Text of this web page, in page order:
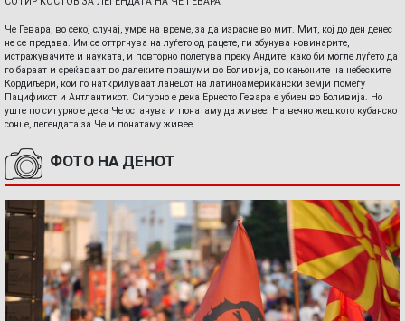
Че Гевара, во секој случај, умре на време, за да израсне во мит. Мит, кој до ден денес
не се предава. Им се оттргнува на луѓето од рацете, ги збунува новинарите,
истражувачите и науката, и повторно полетува преку Андите, како би могле луѓето да
го бараат и среќаваат во далеките прашуми во Боливија, во кањоните на небеските
Кордиљери, кои го наткрилуваат ланецот на латиноамерикански земји помеѓу
Пацификот и Антлантикот. Сигурно е дека Ернесто Гевара е убиен во Боливија. Но
уште по сигурно е дека Че останува и понатаму да живее. На вечно жешкото кубанско
сонце, легендата за Че и понатаму живее.
ФОТО НА ДЕНОТ